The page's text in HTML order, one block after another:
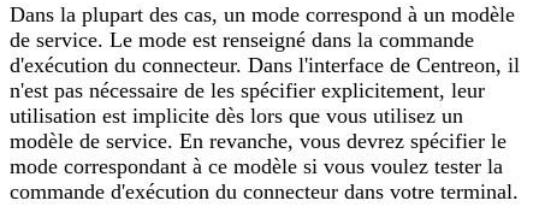
Dans la plupart des cas, un mode correspond à un modèle
de service. Le mode est renseigné dans la commande
d'exécution du connecteur. Dans l'interface de Centreon, il
n'est pas nécessaire de les spécifier explicitement, leur
utilisation est implicite dès lors que vous utilisez un
modèle de service. En revanche, vous devrez spécifier le
mode correspondant à ce modèle si vous voulez tester la
commande d'exécution du connecteur dans votre terminal.